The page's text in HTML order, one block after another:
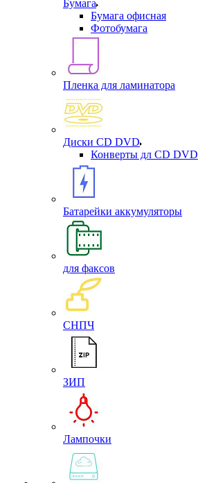
Бумага
Бумага офисная
Фотобумага
Пленка для ламинатора
Диски CD DVD
Конверты дл CD DVD
Батарейки аккумуляторы
для факсов
СНПЧ
ЗИП
Лампочки